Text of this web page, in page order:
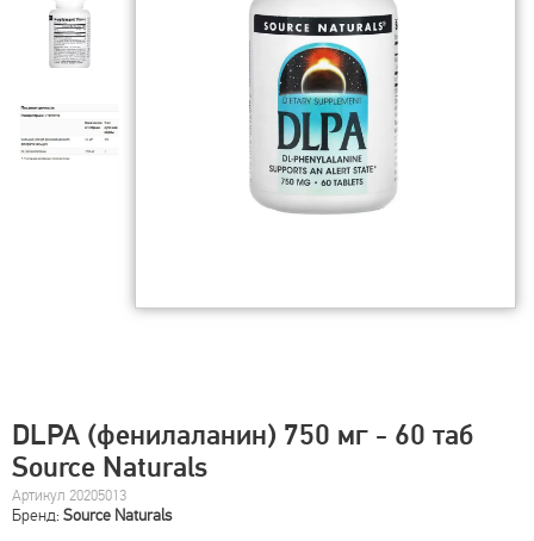
DLPA (фенилаланин) 750 мг - 60 таб
Source Naturals
Артикул 20205013
Бренд: Source Naturals